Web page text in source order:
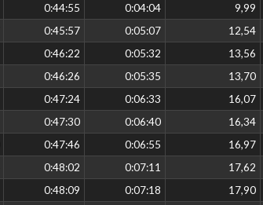
0:44:55 0:04:04 9,99
0:45:57 0:05:07 12,54
0:46:22 0:05:32 13,56
0:46:26 0:05:35 13,70
0:47:24 0:06:33 16,07
0:47:30 0:06:40 16,34
0:47:46 0:06:55 16,97
0:48:02 0:07:11 17,62
0:48:09 0:07:18 17,90